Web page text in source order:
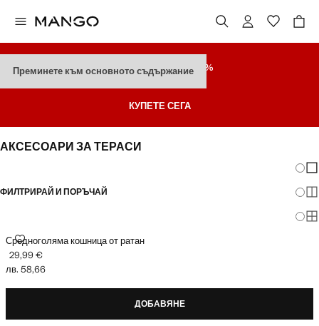
Преминете към основното съдържание
РАЗПРОДАЖБАДО 70%
КУПЕТЕ СЕГА
АКСЕСОАРИ ЗА ТЕРАСИ
ФИЛТРИРАЙ И ПОРЪЧАЙ
Средноголяма кошница от ратан
СРЕДНОГОЛЯМА КОШНИЦА ОТ РАТАН
Текуща цена [29,99 € лв. 58,66]
29,99 €
лв. 58,66
ДОБАВЯНЕ